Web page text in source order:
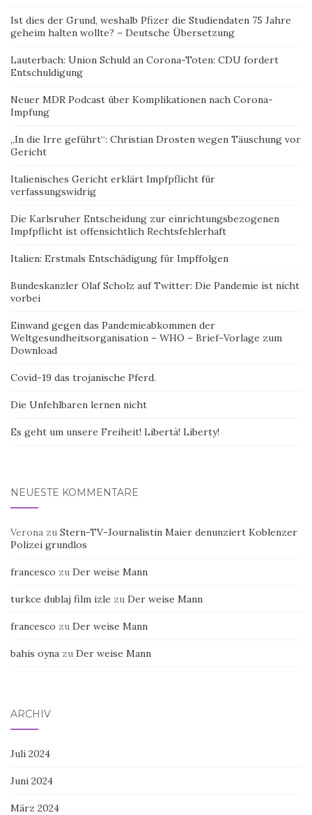
Ist dies der Grund, weshalb Pfizer die Studiendaten 75 Jahre
geheim halten wollte? – Deutsche Übersetzung
Lauterbach: Union Schuld an Corona-Toten: CDU fordert
Entschuldigung
Neuer MDR Podcast über Komplikationen nach Corona-
Impfung
„In die Irre geführt“: Christian Drosten wegen Täuschung vor
Gericht
Italienisches Gericht erklärt Impfpflicht für
verfassungswidrig
Die Karlsruher Entscheidung zur einrichtungsbezogenen
Impfpflicht ist offensichtlich Rechtsfehlerhaft
Italien: Erstmals Entschädigung für Impffolgen
Bundeskanzler Olaf Scholz auf Twitter: Die Pandemie ist nicht
vorbei
Einwand gegen das Pandemieabkommen der
Weltgesundheitsorganisation – WHO – Brief-Vorlage zum
Download
Covid-19 das trojanische Pferd.
Die Unfehlbaren lernen nicht
Es geht um unsere Freiheit! Libertà! Liberty!
NEUESTE KOMMENTARE
Verona zu Stern-TV-Journalistin Maier denunziert Koblenzer
Polizei grundlos
francesco zu Der weise Mann
turkce dublaj film izle zu Der weise Mann
francesco zu Der weise Mann
bahis oyna zu Der weise Mann
ARCHIV
Juli 2024
Juni 2024
März 2024